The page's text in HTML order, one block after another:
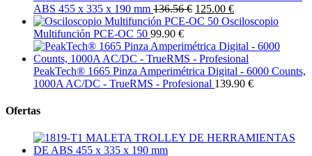
ABS 455 x 335 x 190 mm 136.56 € 125.00 €
Osciloscopio
Multifunción PCE-OC 50 99.90 €
PeakTech® 1665 Pinza Amperimétrica Digital - 6000 Counts,
1000A AC/DC - TrueRMS - Profesional 139.90 €
Ofertas